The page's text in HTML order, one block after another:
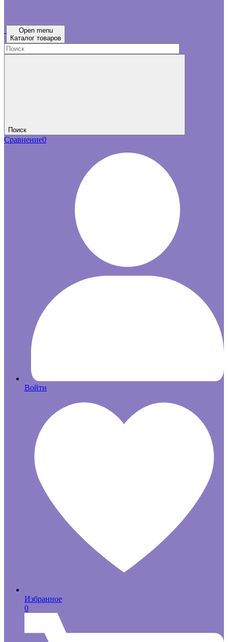
Open menu
Каталог товаров
Поиск
Сравнение0
Войти
Избранное
0